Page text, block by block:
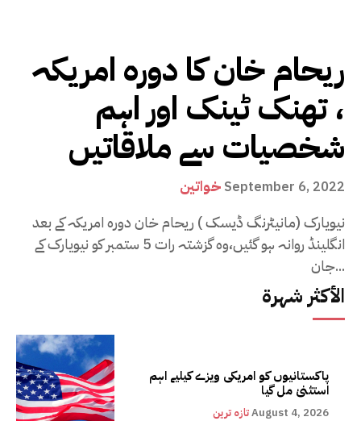
ریحام خان کا دورہ امریکہ
، تھنک ٹینک اور اہم
شخصیات سے ملاقاتیں
خواتین September 6, 2022
نیویارک (مانیٹرنگ ڈیسک ) ریحام خان دورہ امریکہ کے بعد
انگلینڈ روانہ ہو گئیں،وہ گزشتہ رات 5 ستمبر کو نیویارک کے
جان...
الأكثر شهرة
پاکستانیوں کو امریکی ویزے کیلیے اہم
استثنیٰ مل گیا
تازہ ترینAugust 4, 2026